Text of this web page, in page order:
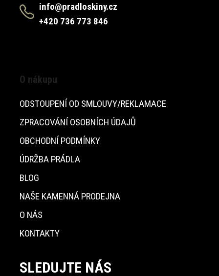
info@pradloskiny.cz
+420 736 773 846
O nákupu
ODSTOUPENÍ OD SMLOUVY/REKLAMACE
ZPRACOVÁNÍ OSOBNÍCH ÚDAJŮ
OBCHODNÍ PODMÍNKY
ÚDRŽBA PRÁDLA
BLOG
NAŠE KAMENNÁ PRODEJNA
O NÁS
KONTAKTY
SLEDUJTE NÁS